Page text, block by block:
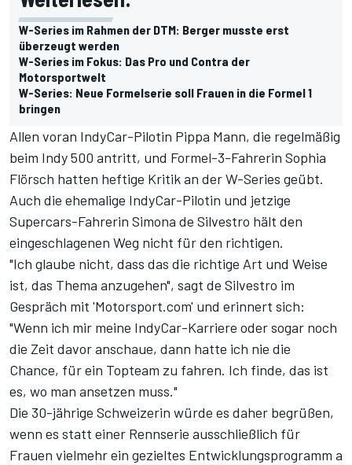
W-Series im Rahmen der DTM: Berger musste erst
überzeugt werden
W-Series im Fokus: Das Pro und Contra der
Motorsportwelt
W-Series: Neue Formelserie soll Frauen in die Formel 1
bringen
Allen voran IndyCar-Pilotin Pippa Mann, die regelmäßig
beim Indy 500 antritt, und Formel-3-Fahrerin Sophia
Flörsch hatten heftige Kritik an der W-Series geübt.
Auch die ehemalige IndyCar-Pilotin und jetzige
Supercars-Fahrerin Simona de Silvestro hält den
eingeschlagenen Weg nicht für den richtigen.
"Ich glaube nicht, dass das die richtige Art und Weise
ist, das Thema anzugehen", sagt de Silvestro im
Gespräch mit 'Motorsport.com' und erinnert sich:
"Wenn ich mir meine IndyCar-Karriere oder sogar noch
die Zeit davor anschaue, dann hatte ich nie die
Chance, für ein Topteam zu fahren. Ich finde, das ist
es, wo man ansetzen muss."
Die 30-jährige Schweizerin würde es daher begrüßen,
wenn es statt einer Rennserie ausschließlich für
Frauen vielmehr ein gezieltes Entwicklungsprogramm a